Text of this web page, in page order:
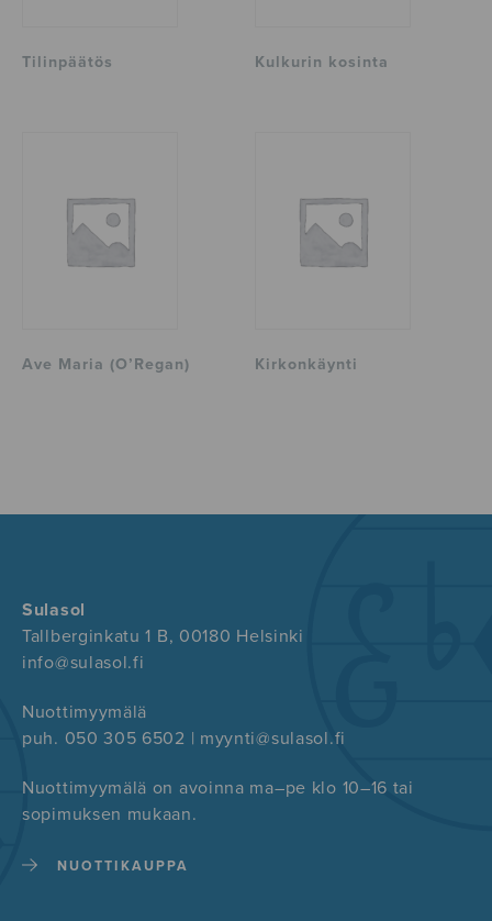
Tilinpäätös Kulkurin kosinta
Ave Maria (O’Regan) Kirkonkäynti
Sulasol
Tallberginkatu 1 B, 00180 Helsinki
info@sulasol.fi
Nuottimyymälä
puh. 050 305 6502 | myynti@sulasol.fi
Nuottimyymälä on avoinna ma–pe klo 10–16 tai
sopimuksen mukaan.
NUOTTIKAUPPA